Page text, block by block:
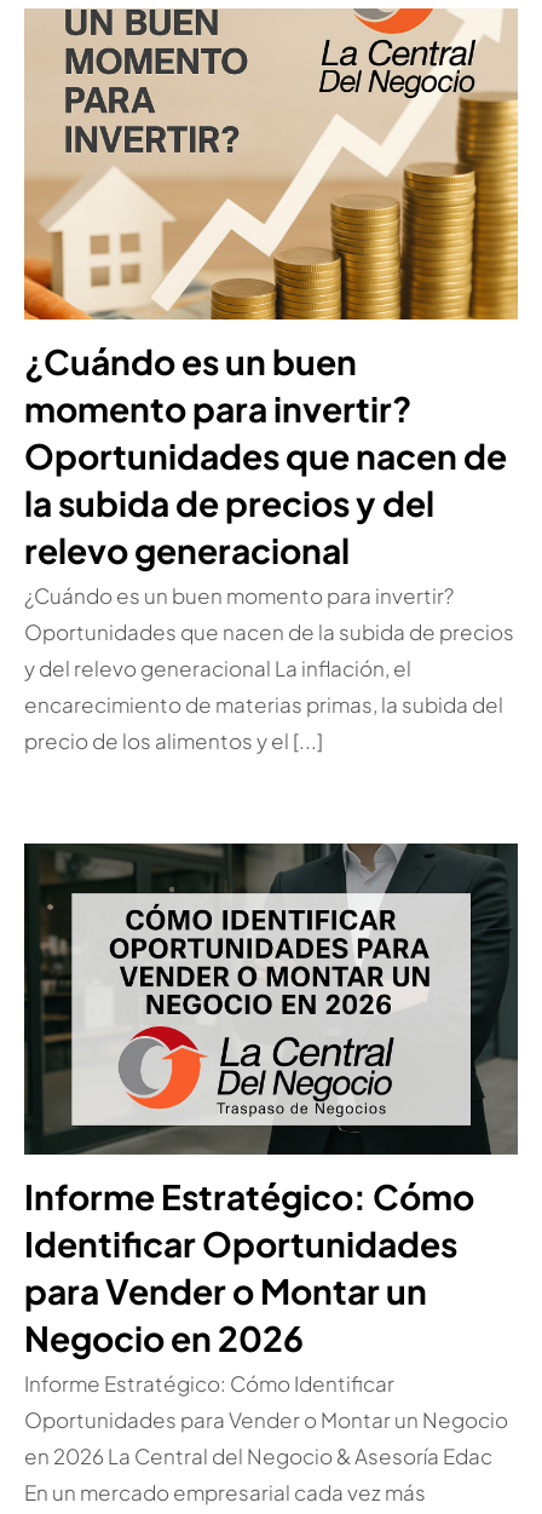
¿Cuándo es un buen
momento para invertir?
Oportunidades que nacen de
la subida de precios y del
relevo generacional
¿Cuándo es un buen momento para invertir?
Oportunidades que nacen de la subida de precios
y del relevo generacional La inflación, el
encarecimiento de materias primas, la subida del
precio de los alimentos y el [...]
Informe Estratégico: Cómo
Identificar Oportunidades
para Vender o Montar un
Negocio en 2026
Informe Estratégico: Cómo Identificar
Oportunidades para Vender o Montar un Negocio
en 2026 La Central del Negocio & Asesoría Edac
En un mercado empresarial cada vez más